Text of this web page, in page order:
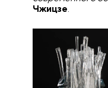
Чжицзе.